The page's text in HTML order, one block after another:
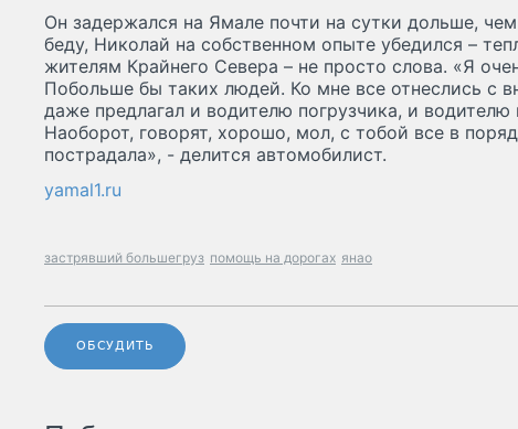
Он задержался на Ямале почти на сутки дольше,
беду, Николай на собственном опыте убедился –
жителям Крайнего Севера – не просто слова. «Я
Побольше бы таких людей. Ко мне все отнеслись с
даже предлагал и водителю погрузчика, и водителю
Наоборот, говорят, хорошо, мол, с тобой все в
пострадала», - делится автомобилист.
yamal1.ru
застрявший большегруз помощь на дорогах янао
ОБСУДИТЬ